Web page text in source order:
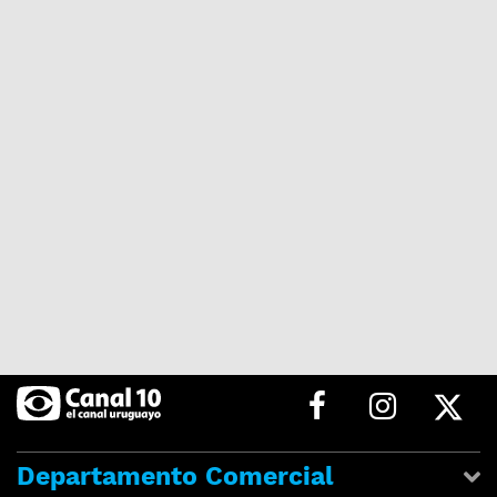
Departamento Comercial